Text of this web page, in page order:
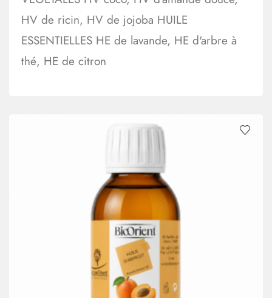
HV de ricin, HV de jojoba HUILE
ESSENTIELLES HE de lavande, HE d'arbre à
thé, HE de citron